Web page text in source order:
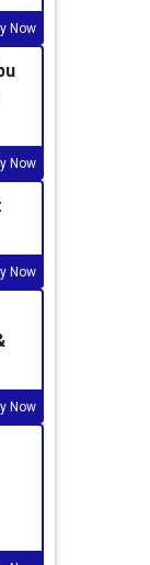
Now
Now
Now
Now